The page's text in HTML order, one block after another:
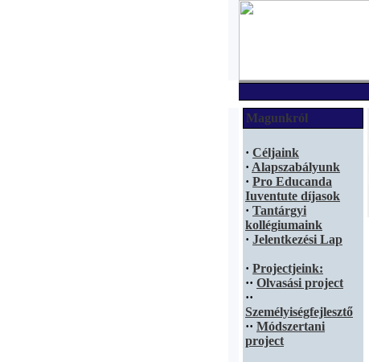
Magunkról
· Céljaink
· Alapszabályunk
· Pro Educanda
Iuventute díjasok
· Tantárgyi
kollégiumaink
· Jelentkezési Lap
· Projectjeink:
·· Olvasási project
··
Személyiségfejlesztő
·· Módszertani
project